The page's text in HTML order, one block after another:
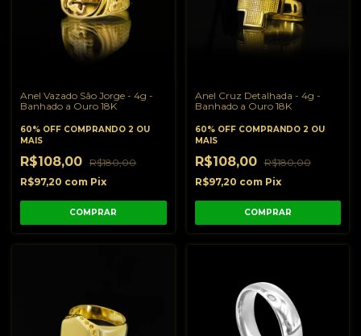
Anel Vazado São Jorge - 4g -
Banhado a Ouro 18K
60% OFF COMPRANDO 2 OU
MAIS
R$108,00 R$180,00
R$97,20 com Pix
COMPRAR
Anel Cruz Detalhada - 4g -
Banhado a Ouro 18K
60% OFF COMPRANDO 2 OU
MAIS
R$108,00 R$180,00
R$97,20 com Pix
COMPRAR